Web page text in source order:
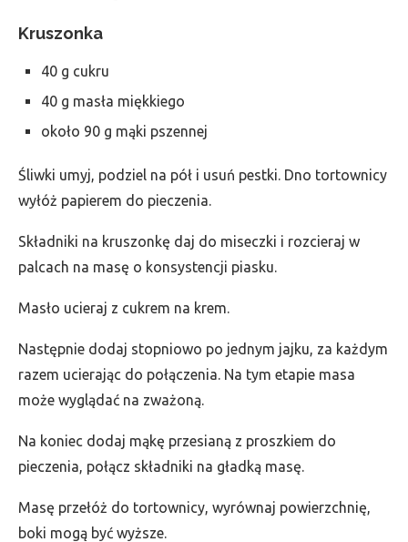
Kruszonka
40 g cukru
40 g masła miękkiego
około 90 g mąki pszennej
Śliwki umyj, podziel na pół i usuń pestki. Dno tortownicy
wyłóż papierem do pieczenia.
Składniki na kruszonkę daj do miseczki i rozcieraj w
palcach na masę o konsystencji piasku.
Masło ucieraj z cukrem na krem.
Następnie dodaj stopniowo po jednym jajku, za każdym
razem ucierając do połączenia. Na tym etapie masa
może wyglądać na zważoną.
Na koniec dodaj mąkę przesianą z proszkiem do
pieczenia, połącz składniki na gładką masę.
Masę przełóż do tortownicy, wyrównaj powierzchnię,
boki mogą być wyższe.